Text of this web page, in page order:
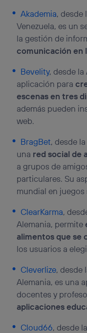
Akademia, desde
Venezuela, es un
la gestión de
comunicación en
Bevelity, desde la
aplicación para
escenas en tres
además pueden
web.
BragBet, desde
una red social de
a grupos de
particulares. Su
mundial en juegos
ClearKarma,
Alemania, permite
alimentos que se
los usuarios a
Cleverlize, desde
Alemania, es una
docentes y
aplicaciones
Cloud66, desde
telecomunicaciones
(p. ej., número de
Este identificador se
lo que cualquier
consienta el uso de la
Si utilizas una
el marketing o
actividades de
que hayan dado
Si utilizasdatos
personalizado, ya
Puedes gestionar
“Administrar Utiq”
visitando el portal
(“consenthub”)
.
la política de